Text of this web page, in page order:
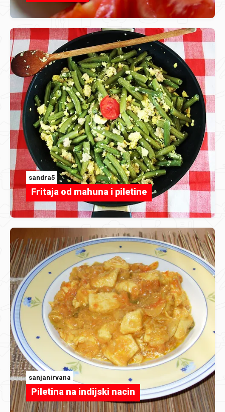
sandra5
Fritaja od mahuna i piletine
sanjanirvana
Piletina na indijski nacin